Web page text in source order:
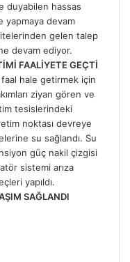
duyabilen hassas
yapmaya devam
gelen talep
devam ediyor.
FAALİYETE GEÇTİ
hale getirmek için
ziyan gören ve
tesislerindeki
noktası devreye
su sağlandı. Su
güç nakil çizgisi
sistemi arıza
yapıldı.
SAĞLANDI